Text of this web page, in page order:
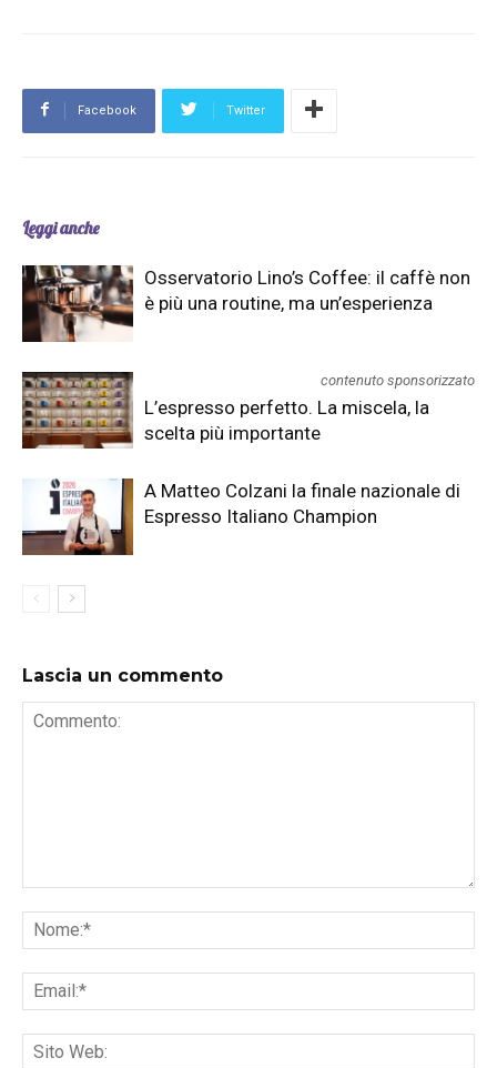
Facebook Twitter
Leggi anche
Osservatorio Lino’s Coffee: il caffè non
è più una routine, ma un’esperienza
contenuto sponsorizzato
L’espresso perfetto. La miscela, la
scelta più importante
A Matteo Colzani la finale nazionale di
Espresso Italiano Champion
Lascia un commento